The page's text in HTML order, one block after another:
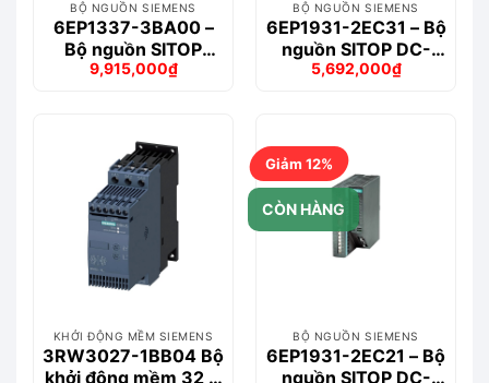
BỘ NGUỒN SIEMENS
6EP1337-3BA00 –
Bộ nguồn SITOP
PSU100M 40 A
Giá
9,915,000₫
Giá
9,915,000₫.
BỘ NGUỒN SIEMENS
6EP1931-2EC31 – Bộ
nguồn SITOP DC-
USV Module 24 V/15
Giá
5,692,000₫
Giá
KHỞI ĐỘNG MỀM SIEMENS
3RW3027-1BB04 Bộ
khởi động mềm 32 A
Giảm 12%
CÒN HÀNG
BỘ NGUỒN SIEMENS
6EP1931-2EC21 – Bộ
nguồn SITOP DC-